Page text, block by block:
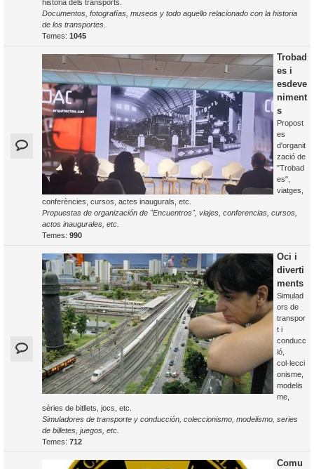
història dels transports.
Documentos, fotografías, museos y todo aquello relacionado con la historia
de los transportes
Temes: 1045
Trobad
es i
esdeve
niment
s
Propost
es
d'organit
zació de
"Trobad
es",
viatges,
conferències, cursos, actes inaugurals, etc.
Propuestas de organización de "Encuentros", viajes, conferencias, cursos,
actos inaugurales, etc.
Temes: 990
Oci i
diverti
ments
Simulad
ors de
transpor
t i
conducc
ió,
col·lecci
onisme,
modelis
me,
sèries de bitllets, jocs, etc.
Simuladores de transporte y conducción, coleccionismo, modelismo, series
de billetes, juegos, etc.
Temes: 712
Comu